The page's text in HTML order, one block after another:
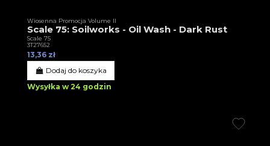
Wiosenna Promocja Volume II
Scale 75: Soilworks - Oil Wash - Dark Rust
Scale 75
3T27652
13,36 zł
Dodaj do koszyka
Wysyłka w 24 godzin